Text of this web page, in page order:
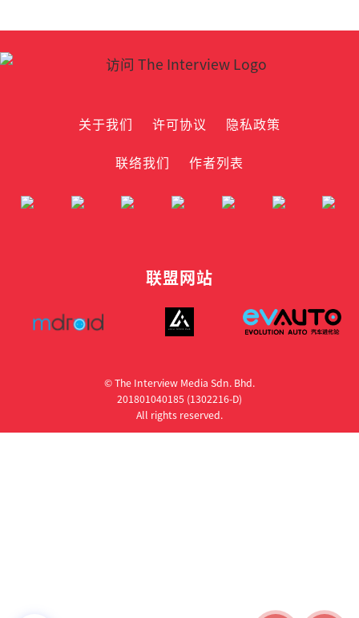
关于我们 许可协议
隐私政策
联络我们
作者列表
联盟网站
© The Interview Media Sdn. Bhd.
201801040185 (1302216­-D)
All rights reserved.